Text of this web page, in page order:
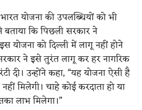
योजना की उपलब्धियों को भी
बताया कि पिछली सरकार ने
योजना को दिल्ली में लागू नहीं होने
ने इसे तुरंत लागू कर हर नागरिक
दी। उन्होंने कहा, “यह योजना ऐसी है
मिलेगी। चाहे कोई करदाता हो या
लाभ मिलेगा।”